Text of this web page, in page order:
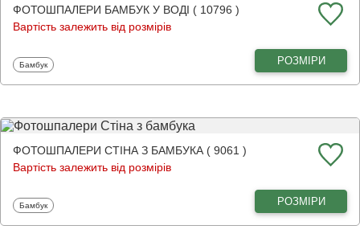
ФОТОШПАЛЕРИ БАМБУК У ВОДІ ( 10796 )
Вартість залежить від розмірів
Фотошпалери
Бамбук РОЗМІРИ
ФОТОШПАЛЕРИ СТІНА З БАМБУКА ( 9061 )
Вартість залежить від розмірів
Фотошпалери
Бамбук РОЗМІРИ